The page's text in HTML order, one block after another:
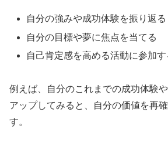
自分の強みや成功体験を振り返る
自分の目標や夢に焦点を当てる
自己肯定感を高める活動に参加す
例えば、自分のこれまでの成功体験
アップしてみると、自分の価値を再
す。